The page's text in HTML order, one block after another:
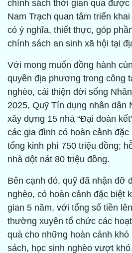
chính sách thời gian qua được
Nam Trạch quan tâm triển
có ý nghĩa, thiết thực, góp
chính sách an sinh xã hội tại
Với mong muốn đồng hành
quyền địa phương trong công
nghèo, cải thiện đời sống
2025, Quỹ Tín dụng nhân dân
xây dựng 15 nhà “Đại đoàn
các gia đình có hoàn cảnh
tổng kinh phí 750 triệu đồng;
nhà dột nát 80 triệu đồng.
Bên cạnh đó, quỹ đã nhận đỡ
nghèo, có hoàn cảnh đặc biệt
gian 5 năm, với tổng số tiền
thường xuyên tổ chức các
quà cho những hoàn cảnh
sách, học sinh nghèo vượt